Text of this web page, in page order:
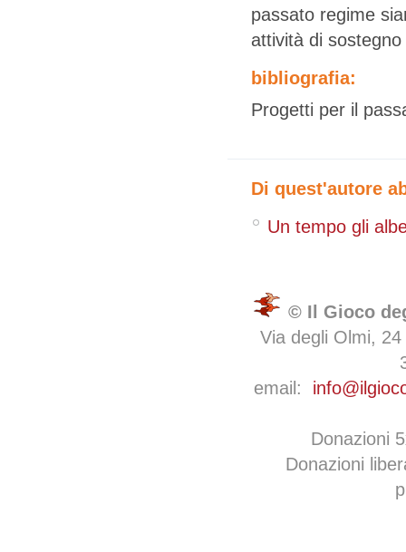
passato regime
attività di
bibliografia:
Progetti per il
Di quest'autore
Un tempo gli
© Il Gioco
Via degli Olmi,
email:
Donazioni
Donazioni